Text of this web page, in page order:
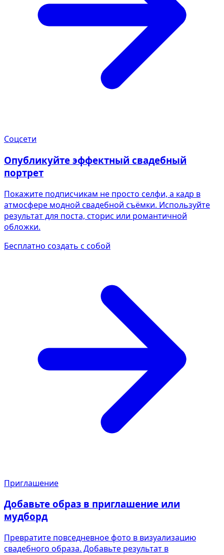
Соцсети
Опубликуйте эффектный свадебный
портрет
Покажите подписчикам не просто селфи, а кадр в
атмосфере модной свадебной съёмки. Используйте
результат для поста, сторис или романтичной
обложки.
Бесплатно создать с собой
Приглашение
Добавьте образ в приглашение или
мудборд
Превратите повседневное фото в визуализацию
свадебного образа. Добавьте результат в